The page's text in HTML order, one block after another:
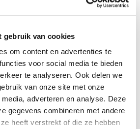
gebruik van cookies
om content en advertenties te
voor social media te bieden
te analyseren. Ook delen we
van onze site met onze
adverteren en analyse. Deze
gegevens combineren met andere
heeft verstrekt of die ze hebben
met onsprivacybeleid
of geef een reactie.